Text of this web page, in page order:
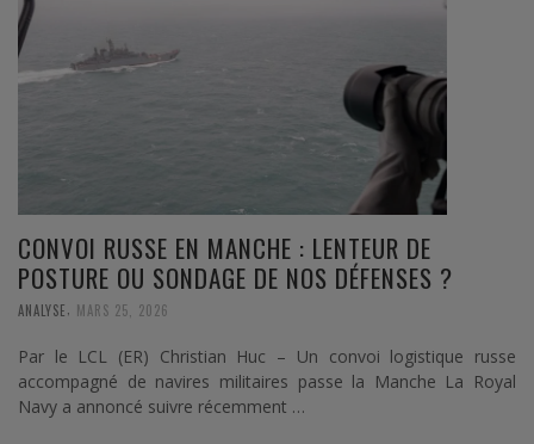
CONVOI RUSSE EN MANCHE : LENTEUR DE
POSTURE OU SONDAGE DE NOS DÉFENSES ?
ANALYSE MARS 25, 2026
Par le LCL (ER) Christian Huc – Un convoi logistique russe
accompagné de navires militaires passe la Manche La Royal
Navy a annoncé suivre récemment …